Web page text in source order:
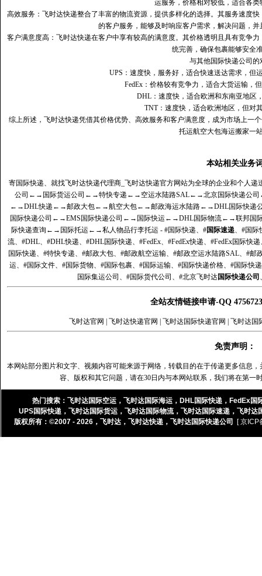
运服务，价格相对较低，适合各
高效服务：飞时达快递整合了丰富的物流资源，提供多样化的选择。其服务速度
的客户服务，能够及时响应客户需求，解决问题，
客户满意度高‌：飞时达快递在客户中享有较高的满意度。其价格透明且具有竞争
统完善，确保包裹能够安全
与其他国际快递公司的
UPS：速度快，服务好，适合快速送达需求，但
FedEx：价格较有竞争力，适合大货运输，
DHL：速度快，适合欧洲和东南亚地区
TNT：速度快，适合欧洲地区，但对
综上所述，飞时达快递凭借其价格优势、高效服务和客户满意度，成为市场上一
托运航空大包海运搬家一
本站相关业务
寄国际快递、就找飞时达快递代理商_飞时达快递官方网站为全球的企业和个人递
公司 ←→ 国际货运公司 ←→特快专递 ←→ 空运水陆路SAL←→北京国际快递公司
←→DHL快递 ←→邮政大包←→航空大包←→邮政海运水陆路←→DHL国际快递
国际快递公司 ←→EMS国际快递公司 ←→ 国际快运←→DHL国际物流←→联邦国
际快递查询 ←→ 国际托运←→私人物品行李托运 - #国际快递、#国际速递、#国际
流、#DHL、#DHL快递、#DHL国际快递、#FedEx、#FedEx快递、#FedEx国际快
国际快递、#特快专递、#邮政大包、#邮政航空运输、#邮政空运水陆路SAL、#
运、#国际文件、#国际货物、#国际包裹、#国际运输、#国际快递价格、#国际快
国际集运公司、#国际货代公司、#北京飞时达国际快递公司
全站友情链接申请-QQ
飞时达官网 飞时达快递官网 飞时达国际快递官网 飞时达国
免责声明：
本网站部分图片和文字、视频内容可能来源于网络，转载目的在于传递更多信息
容、版权和其它问题，请在30日内与本网站联系，我们将在第一
热门搜索： 飞时达国际空运 ， 飞时达国际海运 ， DHL国际快递 ， FedEx国
UPS国际快递 ， 飞时达国际货运 ， 飞时达国际物流， 飞时达国际速递 ， 飞时达
版权所有：©2007 - 2026， 飞时达， 飞时达快递， 飞时达国际快递公司 [ 京ICP